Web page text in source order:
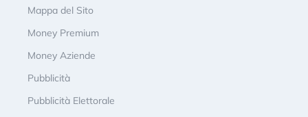
Mappa del Sito
Money Premium
Money Aziende
Pubblicità
Pubblicità Elettorale